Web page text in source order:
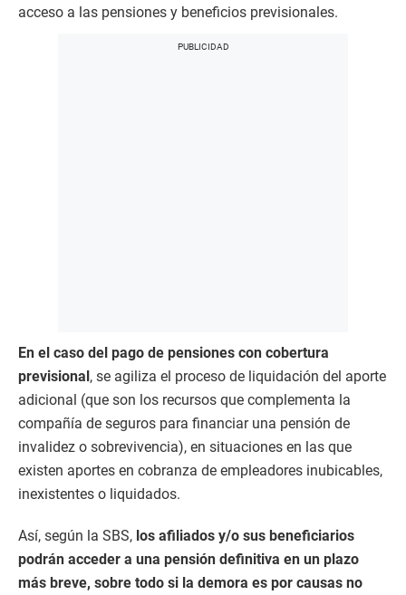
acceso a las pensiones y beneficios previsionales.
En el caso del pago de pensiones con cobertura
previsional, se agiliza el proceso de liquidación del aporte
adicional (que son los recursos que complementa la
compañía de seguros para financiar una pensión de
invalidez o sobrevivencia), en situaciones en las que
existen aportes en cobranza de empleadores inubicables,
inexistentes o liquidados.
Así, según la SBS, los afiliados y/o sus beneficiarios
podrán acceder a una pensión definitiva en un plazo
más breve, sobre todo si la demora es por causas no